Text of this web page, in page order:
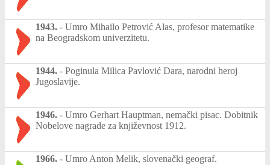
1943. - Umro Mihailo Petrović Alas, profesor matematike
na Beogradskom univerzitetu.
1944. - Poginula Milica Pavlović Dara, narodni heroj
Jugoslavije.
1946. - Umro Gerhart Hauptman, nemački pisac. Dobitnik
Nobelove nagrade za književnost 1912.
1966. - Umro Anton Melik, slovenački geograf.